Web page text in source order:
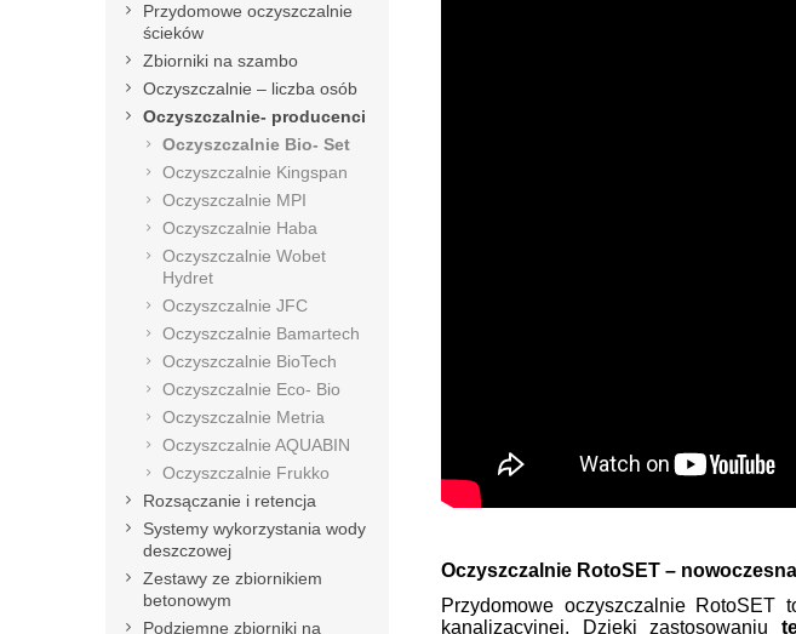
Oczyszczalnie RotoSET –
Przydomowe oczyszczalnie
kanalizacyjnej. Dzięki zastosowaniu
Przydomowe oczyszczalnie
ścieków
Zbiorniki na szambo
Oczyszczalnie – liczba osób
Oczyszczalnie- producenci
Oczyszczalnie Bio- Set
Oczyszczalnie Kingspan
Oczyszczalnie MPI
Oczyszczalnie Haba
Oczyszczalnie Wobet
Hydret
Oczyszczalnie JFC
Oczyszczalnie Bamartech
Oczyszczalnie BioTech
Oczyszczalnie Eco- Bio
Oczyszczalnie Metria
Oczyszczalnie AQUABIN
Oczyszczalnie Frukko
Rozsączanie i retencja
Systemy wykorzystania wody
deszczowej
Zestawy ze zbiornikiem
betonowym
Podziemne zbiorniki na